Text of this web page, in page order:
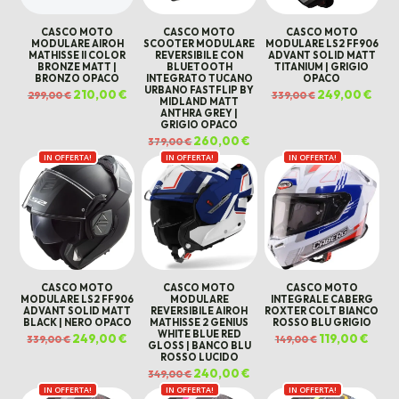
CASCO MOTO
MODULARE AIROH
MATHISSE II COLOR
BRONZE MATT |
BRONZO OPACO
299,00€ Il
prezzo
210,00€Il
prezzo
attuale
210,00 €.
CASCO MOTO
SCOOTER MODULARE
REVERSIBILE CON
BLUETOOTH
INTEGRATO TUCANO
URBANO FASTFLIP BY
MIDLAND MATT
ANTHRA GREY |
GRIGIO OPACO
379,00€Il
prezzo
originale
era:
379,00 €.
260,00€
prezzo
attuale
è:
260,00 €.
CASCO MOTO
MODULARE LS2 FF906
ADVANT SOLID MATT
TITANIUM | GRIGIO
OPACO
339,00€ Il
prezzo
249,00€Il
IN OFFERTA!
CASCO MOTO
MODULARE LS2 FF906
ADVANT SOLID MATT
BLACK | NERO OPACO
339,00€Il
prezzo
249,00€
prezzo
attuale
249,00 €.
IN OFFERTA!
CASCO MOTO
MODULARE
REVERSIBILE AIROH
MATHISSE 2 GENIUS
WHITE BLUE RED
GLOSS | BANCO BLU
ROSSO LUCIDO
349,00€Il
prezzo
originale
240,00€
prezzo
attuale
IN OFFERTA!
CASCO MOTO
INTEGRALE CABERG
ROXTER COLT BIANCO
ROSSO BLU GRIGIO
149,00€ Il
prezzo
119,00€Il
IN OFFERTA! IN OFFERTA! IN OFFERTA!